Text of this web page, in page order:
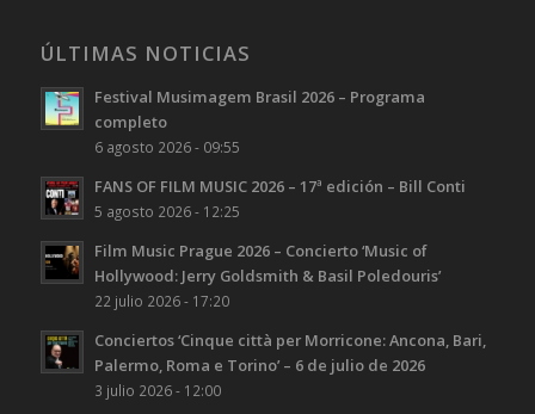
ÚLTIMAS NOTICIAS
Festival Musimagem Brasil 2026 – Programa
completo
6 agosto 2026 - 09:55
FANS OF FILM MUSIC 2026 – 17ª edición – Bill Conti
5 agosto 2026 - 12:25
Film Music Prague 2026 – Concierto ‘Music of
Hollywood: Jerry Goldsmith & Basil Poledouris’
22 julio 2026 - 17:20
Conciertos ‘Cinque città per Morricone: Ancona, Bari,
Palermo, Roma e Torino’ – 6 de julio de 2026
3 julio 2026 - 12:00